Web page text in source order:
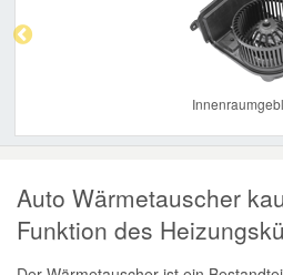
Auto Wärmetauscher
Funktion des